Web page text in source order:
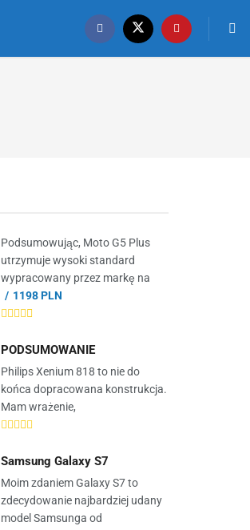
Podsumowując, Moto G5 Plus
utrzymuje wysoki standard
wypracowany przez markę na
1198 PLN
PODSUMOWANIE
Philips Xenium 818 to nie do
końca dopracowana konstrukcja.
Mam wrażenie,
Samsung Galaxy S7
Moim zdaniem Galaxy S7 to
zdecydowanie najbardziej udany
model Samsunga od